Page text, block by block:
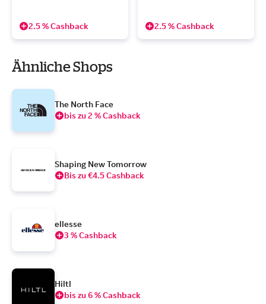
2.5 % Cashback 2.5 % Cashback
Ähnliche Shops
The North Face
bis zu 2 % Cashback
Shaping New Tomorrow
Bis zu €4.5 Cashback
ellesse
3 % Cashback
Hiltl
bis zu 6 % Cashback